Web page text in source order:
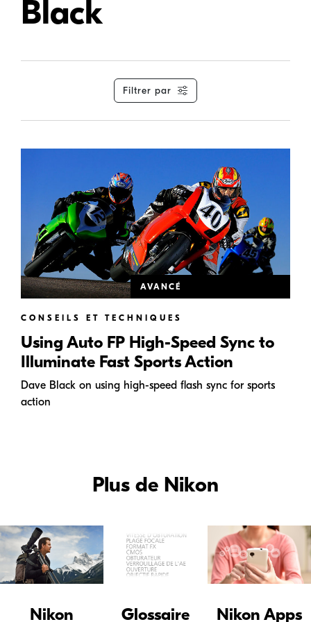
Black
Filtrer par
AVANCÉ
CONSEILS ET TECHNIQUES
Using Auto FP High-Speed Sync to
Illuminate Fast Sports Action
Dave Black on using high-speed flash sync for sports
action
Plus de Nikon
Nikon Glossaire Nikon Apps